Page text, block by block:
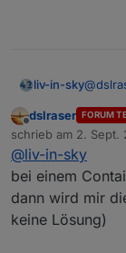
liv-in-sky@
Offline
dslraser FORUM
schrieb am 2. Sept.
zuletzt editiert von
@liv-in-sky
bei einem
dann wird mir
keine Lösung)